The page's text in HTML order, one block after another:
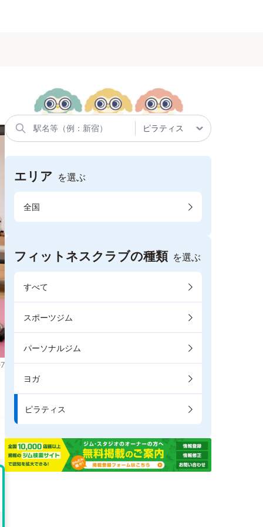
エリア を選ぶ
全国
フィットネスクラブの種類 を選ぶ
すべて
スポーツジム
パーソナルジム
ヨガ
ピラティス